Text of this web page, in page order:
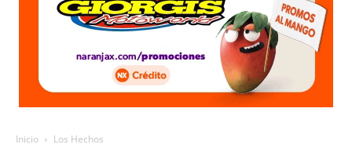
Inicio Los Hechos